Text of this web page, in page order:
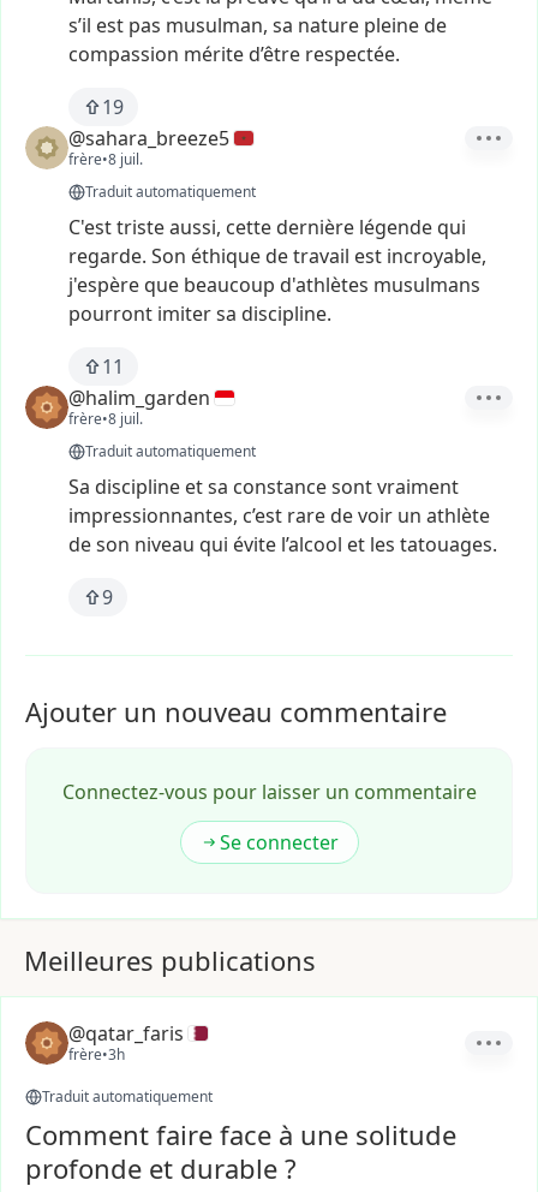
s’il est pas musulman, sa nature pleine de
compassion mérite d’être respectée.
19
@sahara_breeze5
frère•8 juil.
Traduit automatiquement
C'esttristeaussi, cette dernière légende qui
regarde. Son éthique detravail est incroyable,
j'espère que beaucoup d'athlètes musulmans
pourront imitersa discipline.
11
@halim_garden
frère•8 juil.
Traduit automatiquement
Sa discipline etsa constancesontvraiment
impressionnantes, c’est rare devoir un athlète
deson niveau qui évite l’alcool et les tatouages.
9
Ajouter un nouveau commentaire
Connectez-vous pour laisser un commentaire
Se connecter
Meilleures publications
@qatar_faris
frère•3h
Traduit automatiquement
Comment faire face à une solitude
profonde et durable ?